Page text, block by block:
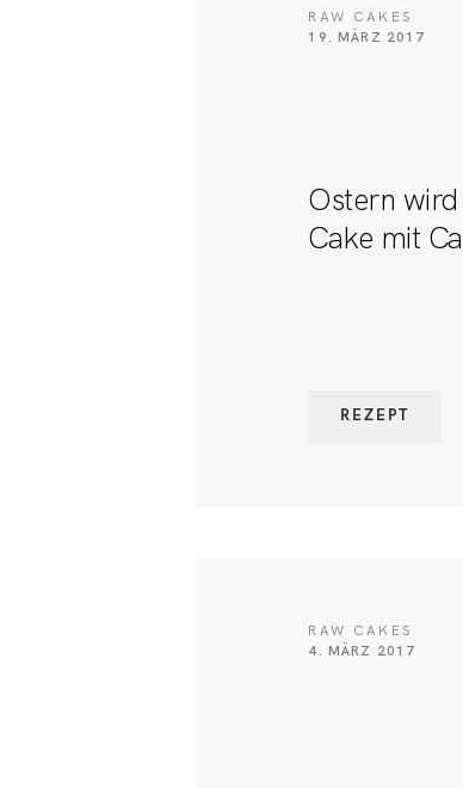
RAW CAKES
19. MÄRZ 2017
Ostern
Cake mit
REZEPT
RAW CAKES
4. MÄRZ 2017